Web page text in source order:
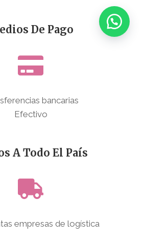
De Pago
bancarias
Efectivo
A Todo El País
empresas de logística